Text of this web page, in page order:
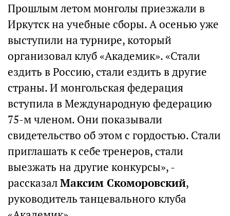
Прошлым летом монголы приезжали в
Иркутск на учебные сборы. А осенью уже
выступили на турнире, который
организовал клуб «Академик». «Стали
ездить в Россию, стали ездить в другие
страны. И монгольская федерация
вступила в Международную федерацию
75-м членом. Они показывали
свидетельство об этом с гордостью. Стали
приглашать к себе тренеров, стали
выезжать на другие конкурсы», -
рассказалМаксим Скоморовский,
руководитель танцевального клуба